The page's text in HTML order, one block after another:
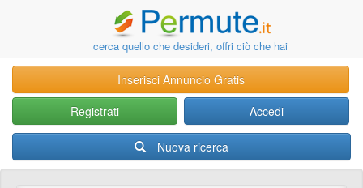
cerca quello che desideri, offri ciò che hai
Inserisci Annuncio Gratis
Registrati
Accedi
Nuova ricerca